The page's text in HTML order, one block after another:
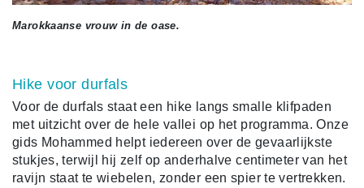
Marokkaanse vrouw in de oase.
Hike voor durfals
Voor de durfals staat een hike langs smalle klifpaden
met uitzicht over de hele vallei op het programma. Onze
gids Mohammed helpt iedereen over de gevaarlijkste
stukjes, terwijl hij zelf op anderhalve centimeter van het
ravijn staat te wiebelen, zonder een spier te vertrekken.